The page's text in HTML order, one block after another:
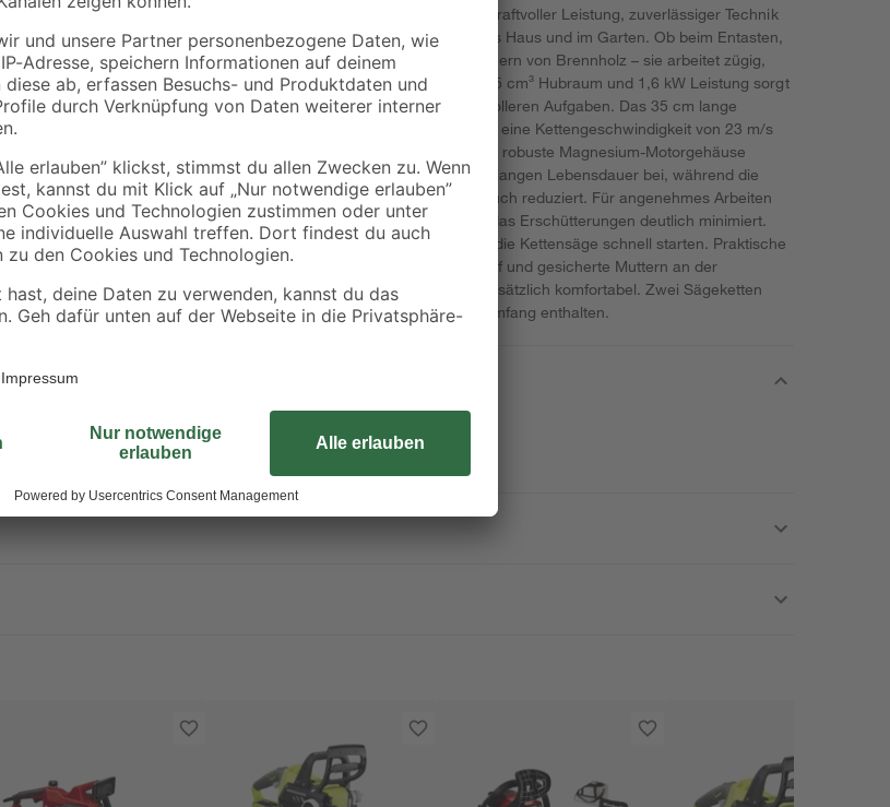
Die Benzin-Kettensäge 'CS 540' überzeugt mit kraftvoller Leistung, zuverlässiger Technik
und hohem Bedienkomfort für Arbeiten rund ums Haus und im Garten. Ob beim Entasten,
beim Zuschnitt von Stämmen oder beim Zerkleinern von Brennholz – sie arbeitet zügig,
sauber und kontrolliert. Der 2-Takt-Motor mit 38,5 cm³ Hubraum und 1,6 kW Leistung sorgt
für ausreichend Durchzug auch bei anspruchsvolleren Aufgaben. Das 35 cm lange
Schwert mit hochwertiger Oregon-Kette erreicht eine Kettengeschwindigkeit von 23 m/s
und ermöglicht präzise Schnitte. Das leichte und robuste Magnesium-Motorgehäuse
unterstützt eine gute Kühlung und trägt zu einer langen Lebensdauer bei, während die
überarbeitete Motortechnik den Kraftstoffverbrauch reduziert. Für angenehmes Arbeiten
sorgt das Antivibrationssystem mit fünf Federn, das Erschütterungen deutlich minimiert.
Dank Auto-Choke-System und Primer lässt sich die Kettensäge schnell starten. Praktische
Details wie das integrierte Werkzeug im Handgriff und gesicherte Muttern an der
Schwertabdeckung machen die Handhabung zusätzlich komfortabel. Zwei Sägeketten
sowie ein Schwertschutz sind bereits im Lieferumfang enthalten.